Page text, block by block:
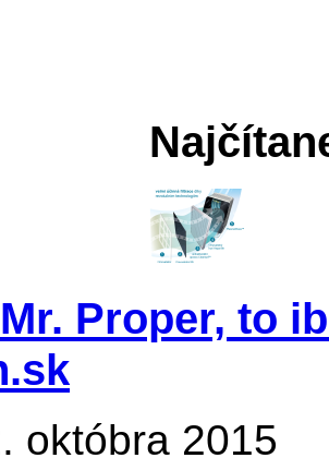
Proper, to
októbra 2015